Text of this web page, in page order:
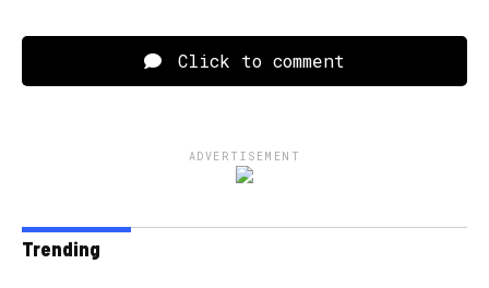
Click to comment
ADVERTISEMENT
Trending